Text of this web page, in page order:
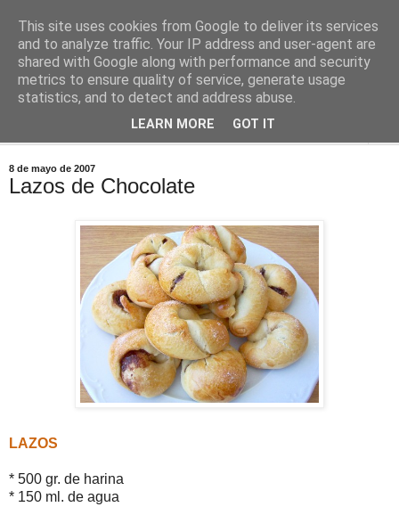
Comoju
La Cocina del Día a Día y el día a día de la Gastronomía
8 de mayo de 2007
Lazos de Chocolate
LAZOS
* 500 gr. de harina
* 150 ml. de agua
This site uses cookies from Google to deliver its services
and to analyze traffic. Your IP address and user-agent are
shared with Google along with performance and security
metrics to ensure quality of service, generate usage
statistics, and to detect and address abuse.
LEARN MORE GOT IT